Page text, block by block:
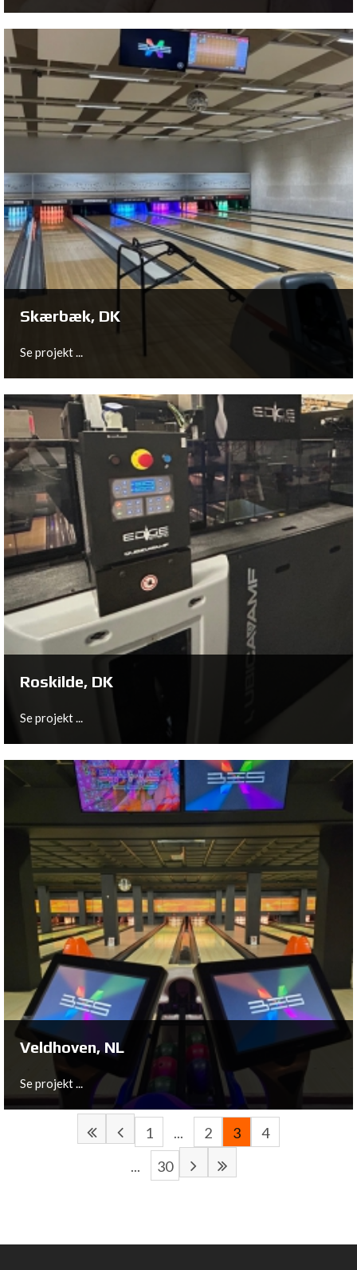
Ede, NL
Se projekt ...
Skærbæk, DK
Se projekt ...
Skærbæk, DK
Se projekt ...
Roskilde, DK
Se projekt ...
Roskilde, DK
Se projekt ...
Veldhoven, NL
Se projekt ...
1 ... 2 3
4
...
30